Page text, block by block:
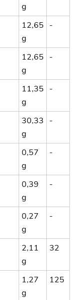
g
12,65
g
-
12,65
g
-
11,35
g
-
30,33
g
-
0,57
g
-
0,39
g
-
0,27
g
-
2,11
g
32
1,27
g
125